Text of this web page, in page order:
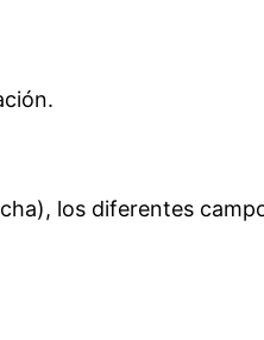
los diferentes